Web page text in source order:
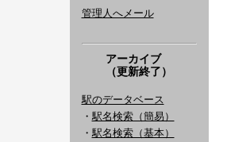
管理人へメール
アーカイブ
（更新終了）
駅のデータベース
・ 駅名検索（簡易）
・ 駅名検索（基本）